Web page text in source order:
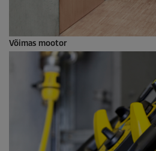
Võimas mootor